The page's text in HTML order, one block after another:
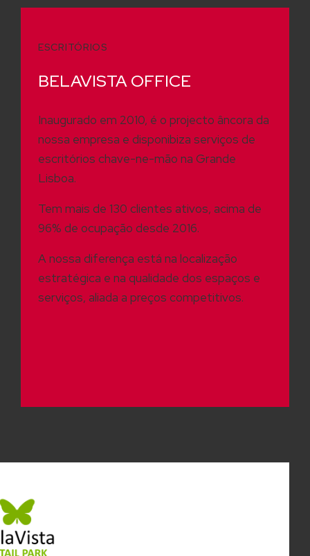
ESCRITÓRIOS
BELAVISTA OFFICE
Inaugurado em 2010, é o projecto âncora da
nossa empresa e disponibiza serviços de
escritórios chave-ne-mão na Grande
Lisboa.
Tem mais de 130 clientes ativos, acima de
96% de ocupação desde 2016.
A nossa diferença está na localização
estratégica e na qualidade dos espaços e
serviços, aliada a preços competitivos.